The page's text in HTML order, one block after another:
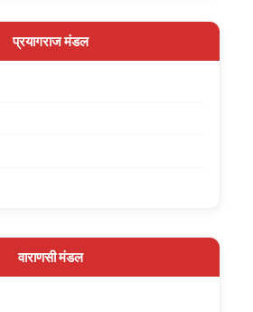
प्रयागराज मंडल
वाराणसी मंडल